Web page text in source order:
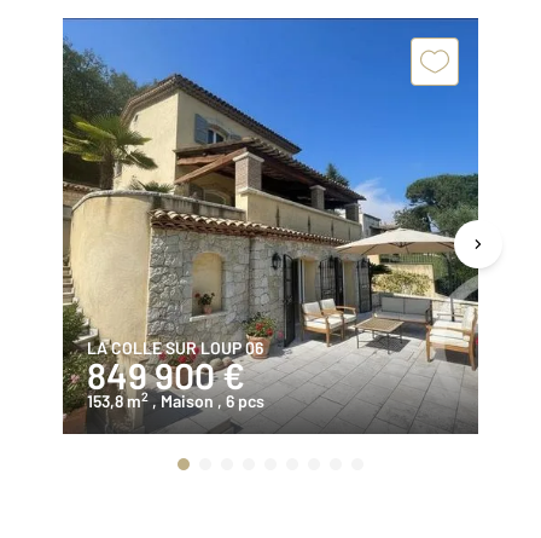
LA COLLE SUR LOUP 06
849 900 €
153,8 m2 , Maison , 6 pcs